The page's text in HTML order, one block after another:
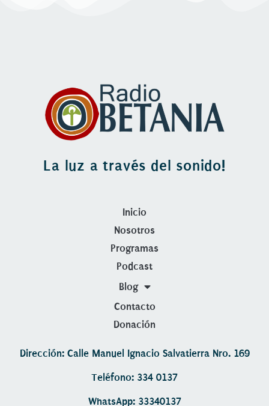
La luz a través del sonido!
Inicio
Nosotros
Programas
Podcast
Blog
Contacto
Donación
Dirección: Calle Manuel Ignacio Salvatierra Nro. 169
Teléfono: 334 0137
WhatsApp: 33340137